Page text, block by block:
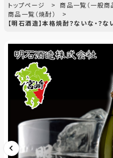
トップページ 商品一覧（一般商
商品一覧（焼酎）
【明石酒造】本格焼酎？ないな・